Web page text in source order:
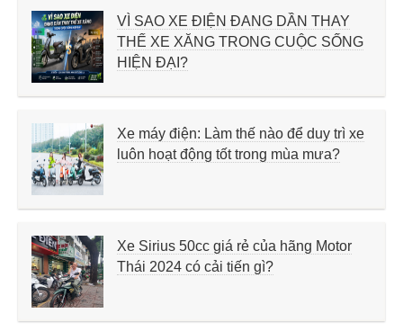
VÌ SAO XE ĐIỆN ĐANG DẦN THAY
THẾ XE XĂNG TRONG CUỘC SỐNG
HIỆN ĐẠI?
Xe máy điện: Làm thế nào để duy trì xe
luôn hoạt động tốt trong mùa mưa?
Xe Sirius 50cc giá rẻ của hãng Motor
Thái 2024 có cải tiến gì?